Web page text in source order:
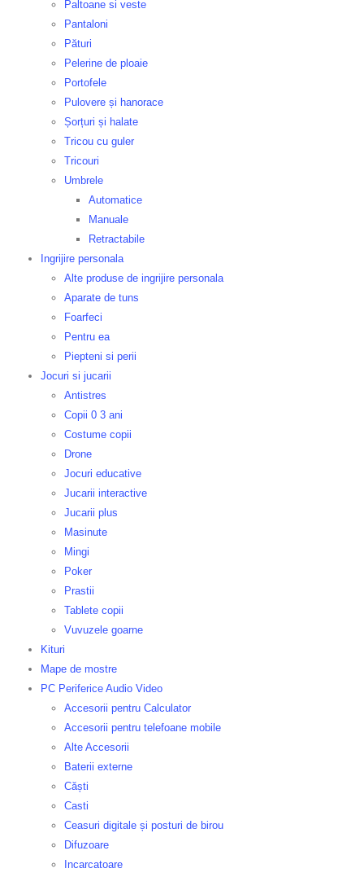
Paltoane si veste
Pantaloni
Pături
Pelerine de ploaie
Portofele
Pulovere și hanorace
Șorțuri și halate
Tricou cu guler
Tricouri
Umbrele
Automatice
Manuale
Retractabile
Ingrijire personala
Alte produse de ingrijire personala
Aparate de tuns
Foarfeci
Pentru ea
Piepteni si perii
Jocuri si jucarii
Antistres
Copii 0 3 ani
Costume copii
Drone
Jocuri educative
Jucarii interactive
Jucarii plus
Masinute
Mingi
Poker
Prastii
Tablete copii
Vuvuzele goarne
Kituri
Mape de mostre
PC Periferice Audio Video
Accesorii pentru Calculator
Accesorii pentru telefoane mobile
Alte Accesorii
Baterii externe
Căști
Casti
Ceasuri digitale și posturi de birou
Difuzoare
Incarcatoare